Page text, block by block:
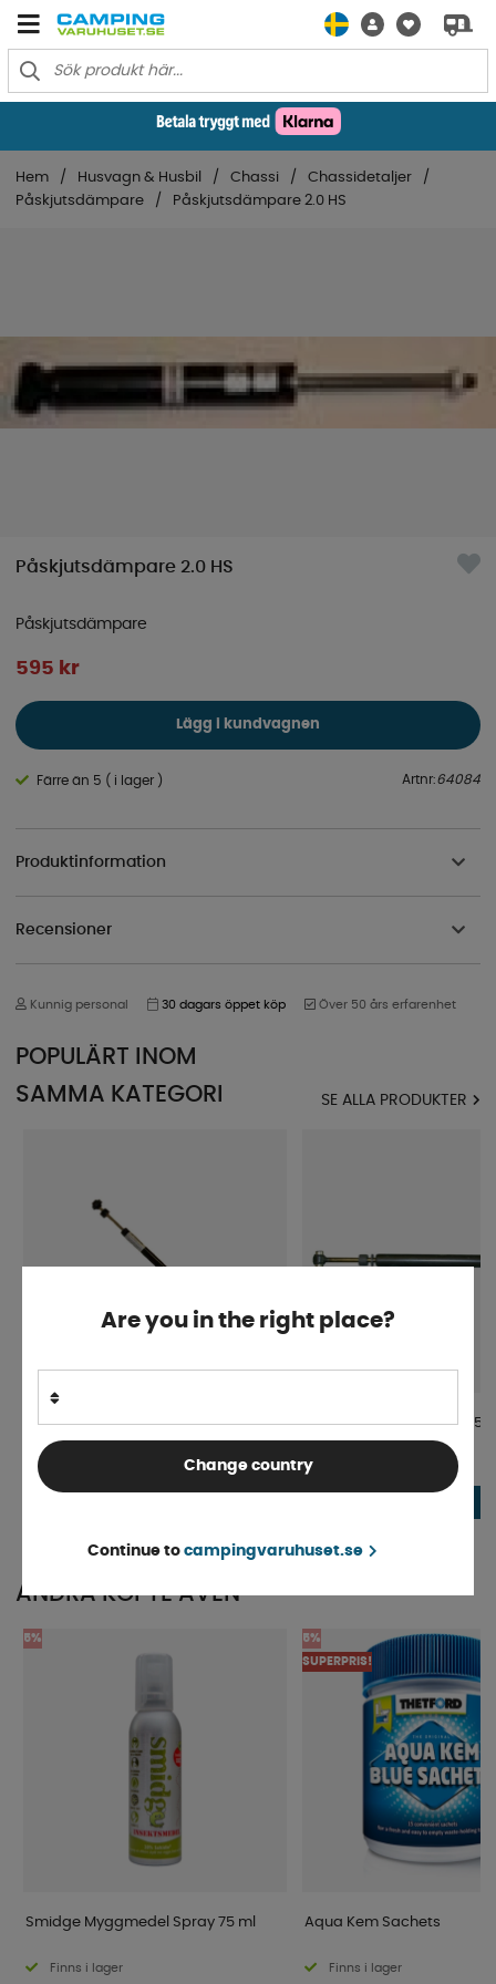
Hem Husvagn & Husbil Chassi
Chassidetaljer
Påskjutsdämpare
Påskjutsdämpare 2.0 HS
Påskjutsdämpare 2.0 HS
Påskjutsdämpare
595 kr
Lägg i kundvagnen
Färre än 5 ( i lager ) Artnr:64084
Produktinformation
Recensioner
Kunnig personal 30 dagars öppet köp Över 50 års erfarenhet
POPULÄRT INOM
SAMMA KATEGORI
SE ALLA PRODUKTER
Påskjutsdämpare Alko 200 V Påskjutsdämpare Alko 150
ANDRA KÖPTE ÄVEN
5%
Smidge Myggmedel Spray 75 ml
Finns i lager
5%
SUPERPRIS!
Aqua Kem Sachets
Finns i lager
Are you in the right place?
Change country
Continue to campingvaruhuset.se